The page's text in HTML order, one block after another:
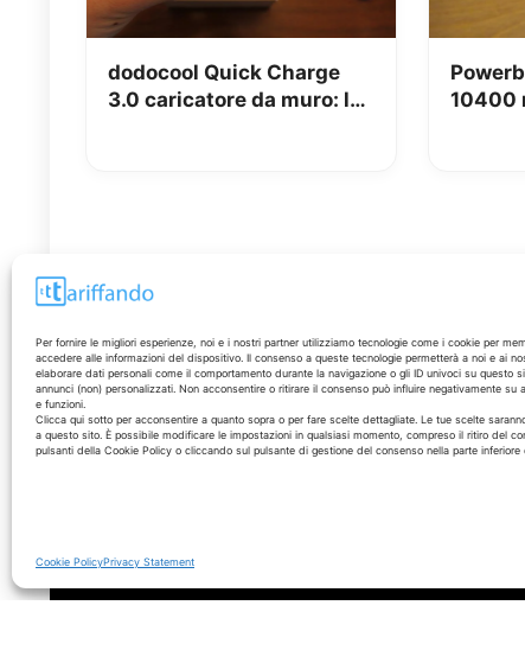
Per fornire le migliori esperienze, noi e i nostri partner utilizziamo tecnologie come i cookie per
accedere alle informazioni del dispositivo. Il consenso a queste tecnologie permetterà a noi e ai
elaborare dati personali come il comportamento durante la navigazione o gli ID univoci su questo
annunci (non) personalizzati. Non acconsentire o ritirare il consenso può influire negativamente su
e funzioni.
Clicca qui sotto per acconsentire a quanto sopra o per fare scelte dettagliate. Le tue scelte
a questo sito. È possibile modificare le impostazioni in qualsiasi momento, compreso il ritiro del
pulsanti della Cookie Policy o cliccando sul pulsante di gestione del consenso nella parte inferiore
Cookie PolicyPrivacy Statement
dodocool Quick Charge
3.0 caricatore da muro: la
10400
Disclaimer